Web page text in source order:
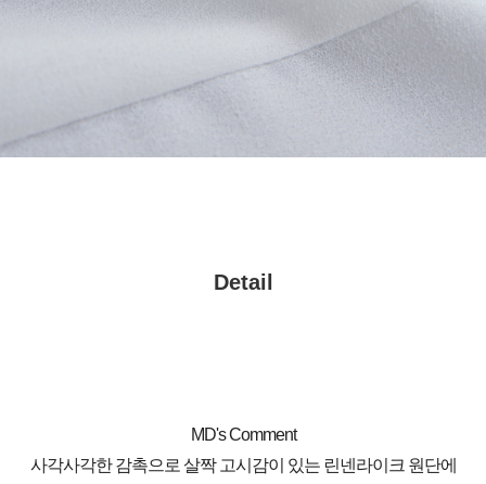
Detail
MD's Comment
사각사각한 감촉으로 살짝 고시감이 있는 린넨라이크 원단에